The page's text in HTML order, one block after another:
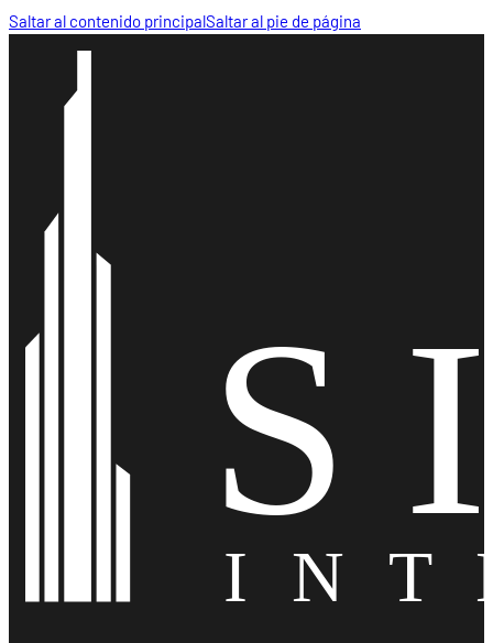
Saltar al contenido principalSaltar al pie de página